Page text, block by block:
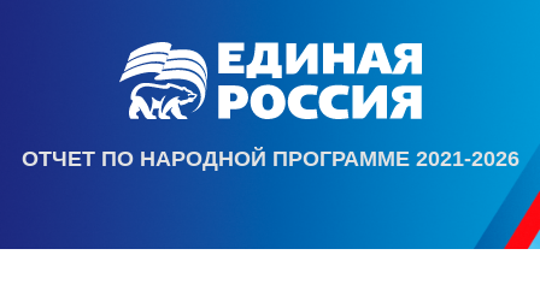
ОТЧЕТ ПО НАРОДНОЙ ПРОГРАММЕ 2021-2026